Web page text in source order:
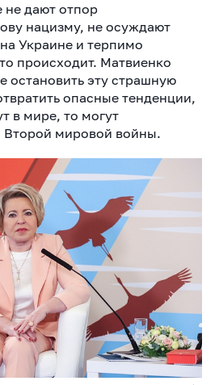
не дают отпор
нацизму, не осуждают
Украине и терпимо
происходит. Матвиенко
остановить эту страшную
опасные тенденции,
в мире, то могут
Второй мировой войны.